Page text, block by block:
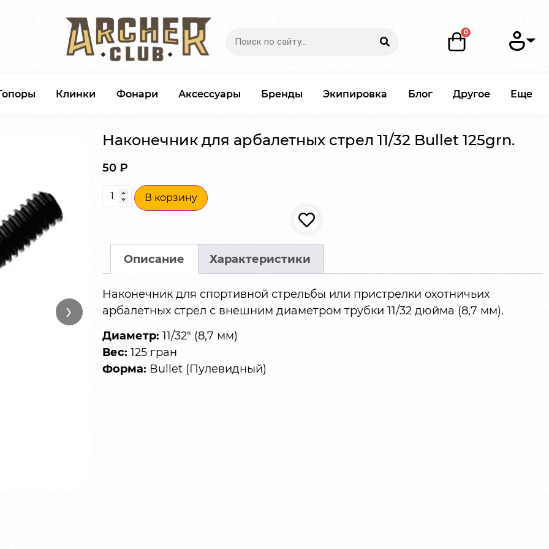
Клинки Фонари Аксессуары Бренды Экипировка Блог Другое Еще
›
Наконечник для арбалетных стрел 11/32 Bullet 125grn.
50 ₽
В корзину
Описание Характеристики
Наконечник для спортивной стрельбы или пристрелки охотничьих
арбалетных стрел с внешним диаметром трубки 11/32 дюйма (8,7 мм).
Диаметр: 11/32″ (8,7 мм)
Вес: 125 гран
Форма: Bullet (Пулевидный)